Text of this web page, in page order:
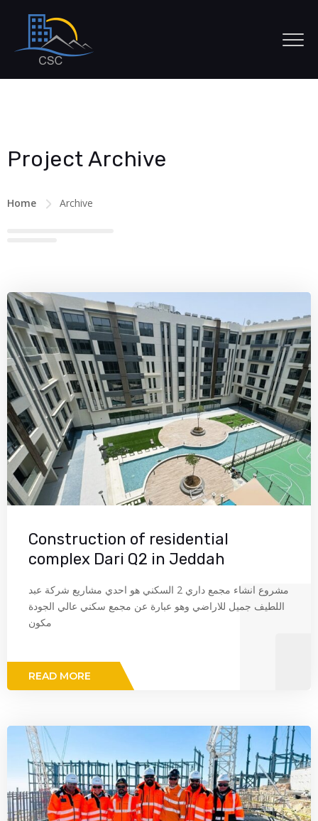
Project Archive
Home Archive
Construction of residential
complex Dari Q2 in Jeddah
مشروع انشاء مجمع داري 2 السكني هو احدي مشاريع شركة عبد
اللطيف جميل للاراضي وهو عبارة عن مجمع سكني عالي الجودة
مكون
READ MORE